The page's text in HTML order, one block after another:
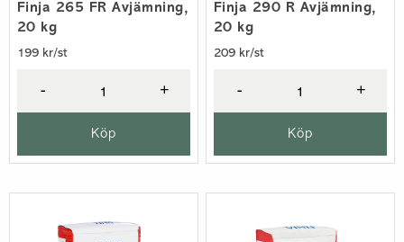
Finja 265 FR Avjämning,
20 kg
199 kr/st
- +
Köp
Finja 290 R Avjämning,
20 kg
209 kr/st
- +
Köp